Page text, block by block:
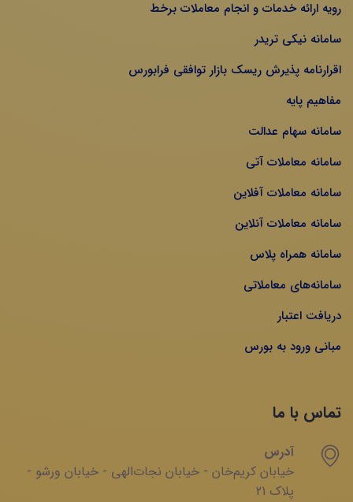
رویه ارائه خدمات و انجام معاملات برخط
سامانه نیکی تریدر
اقرارنامه پذیرش ریسک بازار توافقی فرابورس
مفاهیم پایه
سامانه سهام عدالت
سامانه معاملات آتی
سامانه معاملات آفلاین
سامانه معاملات آنلاین
سامانه همراه پلاس
سامانه‌های معاملاتی
دریافت اعتبار
مبانی ورود به بورس
تماس با ما
آدرس
خیابان‌ کریم‌‌خان - خیابان ‌نجات‌الهی - خیابان ‌ورشو -
پلاک 21